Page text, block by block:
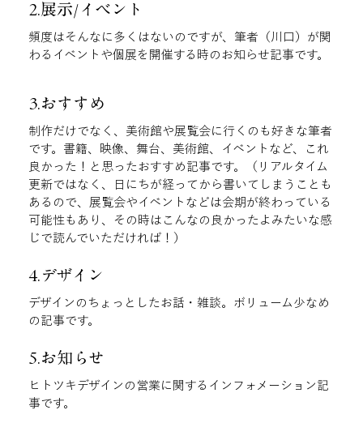
2.展示/イベント
頻度はそんなに多くはないのですが、筆者（川口）が関
わるイベントや個展を開催する時のお知らせ記事です。
3.おすすめ
制作だけでなく、美術館や展覧会に行くのも好きな筆者
です。書籍、映像、舞台、美術館、イベントなど、これ
良かった！と思ったおすすめ記事です。（リアルタイム
更新ではなく、日にちが経ってから書いてしまうことも
あるので、展覧会やイベントなどは会期が終わっている
可能性もあり、その時はこんなの良かったよみたいな感
じで読んでいただければ！）
4.デザイン
デザインのちょっとしたお話・雑談。ボリューム少なめ
の記事です。
5.お知らせ
ヒトツキデザインの営業に関するインフォメーション記
事です。